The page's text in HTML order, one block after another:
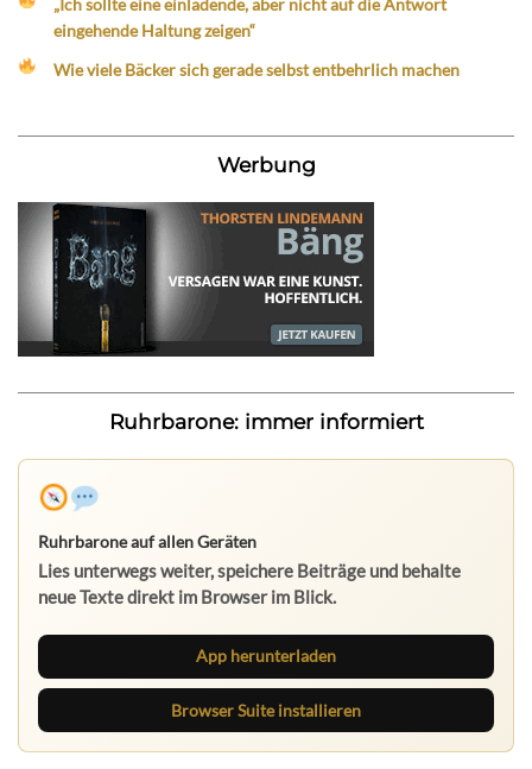
„Ich sollte eine einladende, aber nicht auf die Antwort
eingehende Haltung zeigen“
Wie viele Bäcker sich gerade selbst entbehrlich machen
Werbung
Ruhrbarone: immer informiert
Ruhrbarone auf allen Geräten
Lies unterwegs weiter, speichere Beiträge und behalte
neue Texte direkt im Browser im Blick.
App herunterladen
Browser Suite installieren